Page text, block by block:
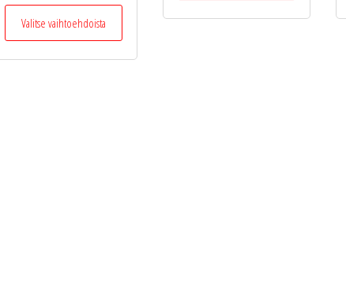
Valitse vaihtoehdoista
Tällä